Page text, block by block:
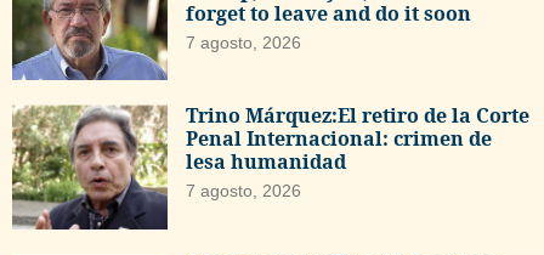
forget to leave and do it soon
7 agosto, 2026
Trino Márquez:El retiro de la Corte
Penal Internacional: crimen de
lesa humanidad
7 agosto, 2026